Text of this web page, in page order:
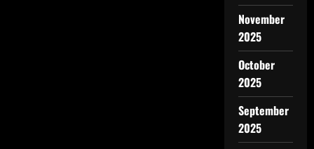
November
2025
October
2025
September
2025